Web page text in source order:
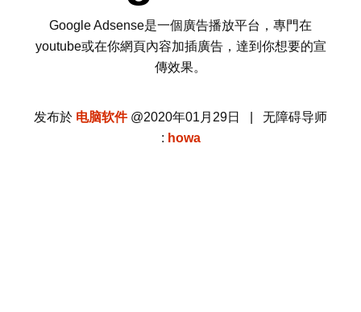
Google Adsense是一個廣告播放平台，專門在
youtube或在你網頁內容加插廣告，達到你想要的宣
傳效果。
发布於 电脑软件@2020年01月29日 | 无障碍导师
: howa